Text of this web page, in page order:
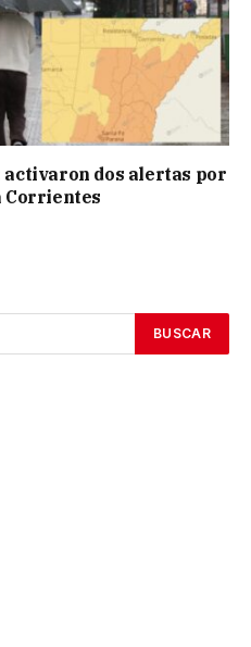
activaron dos alertas por
Corrientes